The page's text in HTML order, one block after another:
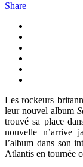
Share
Les rockeurs
leur nouvel album
trouvé sa place
nouvelle n’arrive
l’album dans son
Atlantis en tournée